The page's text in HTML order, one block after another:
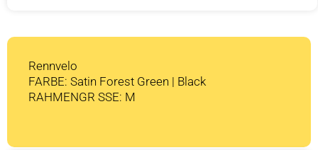
Rennvelo
FARBE: Satin Forest Green | Black
RAHMENGR SSE: M